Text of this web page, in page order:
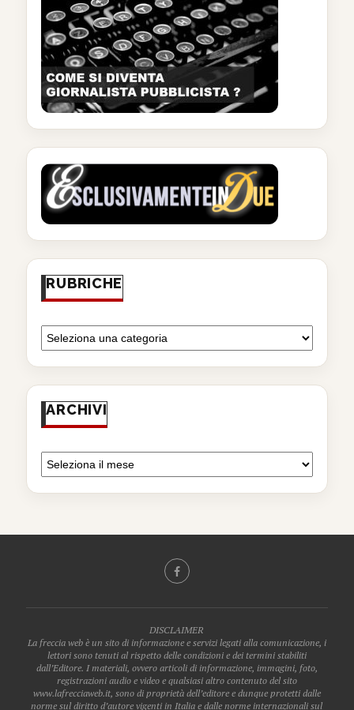
RUBRICHE
ARCHIVI
DISCLAIMER
La freccia web è un sito di informazione e servizi legati alla comunicazione, i
lettori sono tenuti al rispetto delle condizioni e dei termini stabiliti
dall’Editore. I materiali, ovvero articoli di informazione, immagini, foto,
registrazioni audio e video e qualsiasi altro contenuto del sito
www.lafrecciaweb.it, sono di proprietà dell’editore e dunque protetti dalle
norme sul diritto d’autore vigenti in Italia e dalle norme internazionali sul